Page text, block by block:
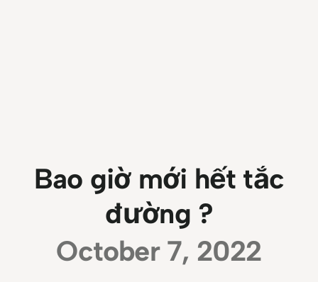
Bao giờ mới hết tắc
đường ?
October 7, 2022